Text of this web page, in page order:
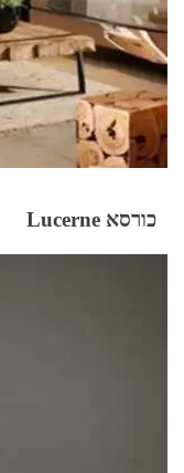
כורסא Lucerne